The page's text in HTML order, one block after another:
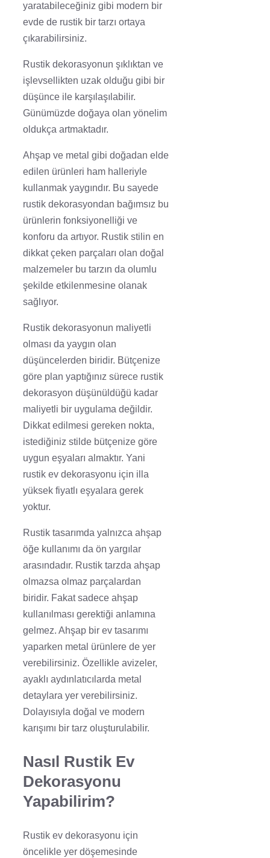
yaratabileceğiniz gibi modern bir
evde de rustik bir tarzı ortaya
çıkarabilirsiniz.
Rustik dekorasyonun şıklıktan ve
işlevsellikten uzak olduğu gibi bir
düşünce ile karşılaşılabilir.
Günümüzde doğaya olan yönelim
oldukça artmaktadır.
Ahşap ve metal gibi doğadan elde
edilen ürünleri ham halleriyle
kullanmak yaygındır. Bu sayede
rustik dekorasyondan bağımsız bu
ürünlerin fonksiyonelliği ve
konforu da artıyor. Rustik stilin en
dikkat çeken parçaları olan doğal
malzemeler bu tarzın da olumlu
şekilde etkilenmesine olanak
sağlıyor.
Rustik dekorasyonun maliyetli
olması da yaygın olan
düşüncelerden biridir. Bütçenize
göre plan yaptığınız sürece rustik
dekorasyon düşünüldüğü kadar
maliyetli bir uygulama değildir.
Dikkat edilmesi gereken nokta,
istediğiniz stilde bütçenize göre
uygun eşyaları almaktır. Yani
rustik ev dekorasyonu için illa
yüksek fiyatlı eşyalara gerek
yoktur.
Rustik tasarımda yalnızca ahşap
öğe kullanımı da ön yargılar
arasındadır. Rustik tarzda ahşap
olmazsa olmaz parçalardan
biridir. Fakat sadece ahşap
kullanılması gerektiği anlamına
gelmez. Ahşap bir ev tasarımı
yaparken metal ürünlere de yer
verebilirsiniz. Özellikle avizeler,
ayaklı aydınlatıcılarda metal
detaylara yer verebilirsiniz.
Dolayısıyla doğal ve modern
karışımı bir tarz oluşturulabilir.
Nasıl Rustik Ev
Dekorasyonu
Yapabilirim?
Rustik ev dekorasyonu için
öncelikle yer döşemesinde